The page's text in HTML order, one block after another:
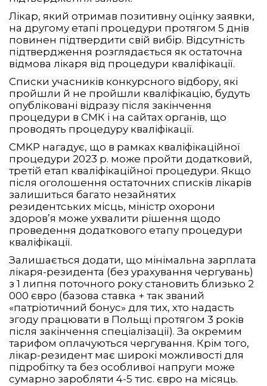
Лікар, який отримав позитивну оцінку заявки,
на другому етапі процедури протягом 5 днів
повинен підтвердити свій вибір. Відсутність
підтвердження розглядається як остаточна
відмова лікаря від процедури кваліфікації.
Списки учасників конкурсного відбору, які
пройшли й не пройшли кваліфікацію, будуть
опубліковані відразу після закінчення
процедури в СМК і на сайтах органів, що
проводять процедуру кваліфікації.
CMKP нагадує, що в рамках кваліфікаційної
процедури 2023 р. може пройти додатковий,
третій етап кваліфікаційної процедури. Якщо
після оголошення остаточних списків лікарів
залишиться багато незайнятих
резидентських місць, міністр охорони
здоров’я може ухвалити рішення щодо
проведення додаткового етапу процедури
кваліфікації.
Залишається додати, що мінімальна зарплата
лікаря-резидента (без урахування чергувань)
з 1 липня поточного року становить близько 2
000 євро (базова ставка + так званий
«патріотичний бонус» для тих, хто надасть
згоду працювати в Польщі протягом 3 років
після закінчення спеціалізації). За окремим
тарифом оплачуються чергування. Крім того,
лікар-резидент має широкі можливості для
підробітку та без особливої напруги може
сумарно заробляти 4-5 тис. євро на місяць.